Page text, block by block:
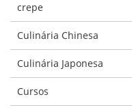
crepe
Culinária Chinesa
Culinária Japonesa
Cursos